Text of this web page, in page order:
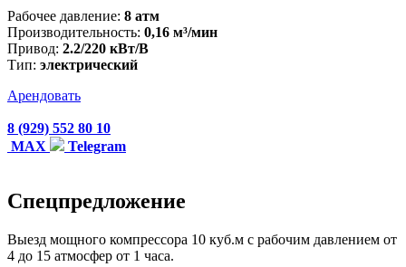
Рабочее давление: 8 атм
Производительность: 0,16 м³/мин
Привод: 2.2/220 кВт/В
Тип: электрический
Арендовать
8 (929) 552 80 10
MAX
Telegram
Спецпредложение
Выезд мощного компрессора 10 куб.м с рабочим давлением от
4 до 15 атмосфер от 1 часа.